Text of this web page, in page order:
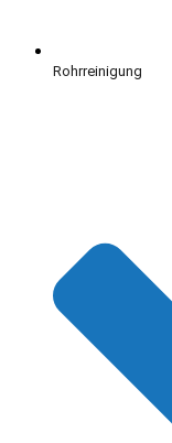
Rohrreinigung